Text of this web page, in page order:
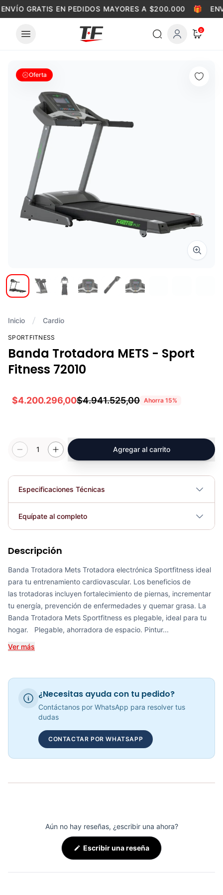
Skip to contentGRATIS EN PEDIDOS MAYORES A $200.000 🎁
0
Oferta
Zoom
Inicio Cardio
SPORTFITNESS
Banda Trotadora METS - Sport
Fitness 72010
$4.200.296,00$4.941.525,00 Ahorra 15%
1 Agregar al carrito
Especificaciones Técnicas
Dimensiones
Profundidad; 195cm. Alto; 135cm.
Ancho; 85cm.
Peso máx. usuario
Niveles de resistencia 25 pre-establecidos.
Potencia motor Motor DC 3.0 HP (DC).
Plegable
Equípate al completo
COP 5,448,969.00
Banda Trotadora REIMS - Sport Fitness 72029
COP 4,440,313.00
COP 4,218,297.00
Descripción
Banda Trotadora Mets Trotadora electrónica Sportfitness ideal
para tu entrenamiento cardiovascular. Los beneficios de
las trotadoras incluyen fortalecimiento de piernas, incrementar
tu energía, prevención de enfermedades y quemar grasa. La
Banda Trotadora Mets Sportfitness es plegable, ideal para tu
hogar. Plegable, ahorradora de espacio. Pintur...
Ver más
¿Necesitas ayuda con tu pedido?
Contáctanos por WhatsApp para resolver tus
dudas
CONTACTAR POR WHATSAPP
Aún no hay reseñas, ¿escribir una ahora?
Escribir una reseña(Se
abre
en
nueva